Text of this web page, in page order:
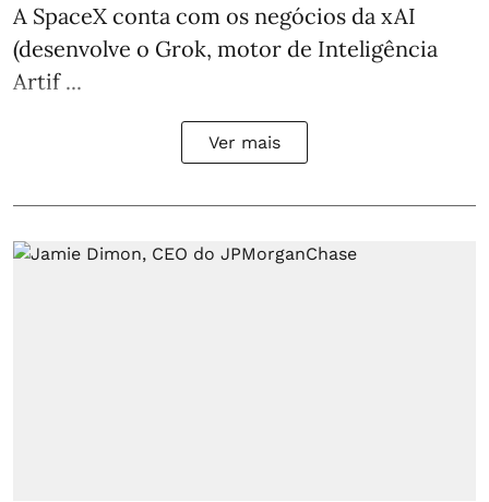
A SpaceX conta com os negócios da xAI
(desenvolve o Grok, motor de Inteligência
Artif ...
Ver mais